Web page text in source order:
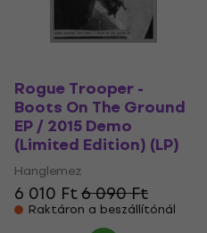
Rogue Trooper -
Boots On The Ground
EP / 2015 Demo
(Limited Edition) (LP)
Hanglemez
6 010 Ft6 090 Ft
Raktáron a beszállítónál